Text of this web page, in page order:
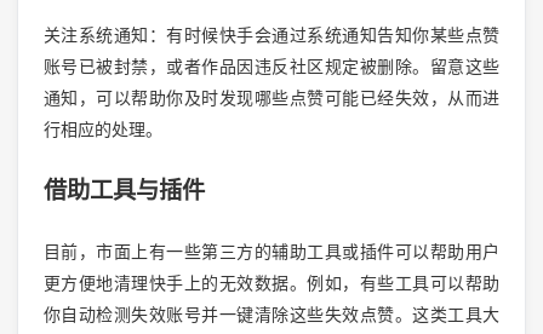
关注系统通知：有时候快手会通过系统通知告知你某些点赞
账号已被封禁，或者作品因违反社区规定被删除。留意这些
通知，可以帮助你及时发现哪些点赞可能已经失效，从而进
行相应的处理。
借助工具与插件
目前，市面上有一些第三方的辅助工具或插件可以帮助用户
更方便地清理快手上的无效数据。例如，有些工具可以帮助
你自动检测失效账号并一键清除这些失效点赞。这类工具大